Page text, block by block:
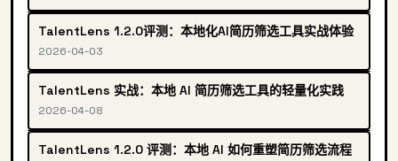
TalentLens 1.2.0评测：本地化AI简历筛选工具实战体验
2026-04-03
TalentLens 实战：本地 AI 简历筛选工具的轻量化实践
2026-04-08
TalentLens 1.2.0 评测：本地 AI 如何重塑简历筛选流程